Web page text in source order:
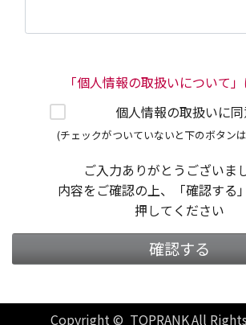
「個人情報の取扱いについて
個人情報の取扱いに
(チェックがついていないと下のボタン
ご入力ありがとうございま
内容をご確認の上、「確認する
押してください
確認する
Copyright © TOPRANK All